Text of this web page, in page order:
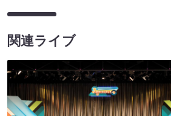
関連ライブ